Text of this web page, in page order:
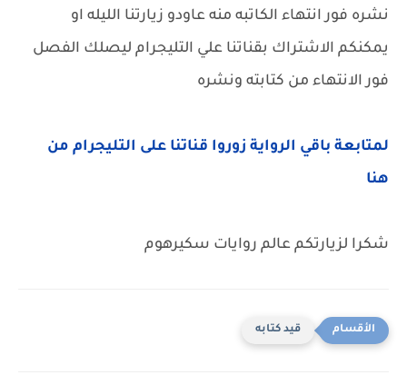
نشره فور انتهاء الكاتبه منه عاودو زيارتنا الليله او
يمكنكم الاشتراك بقناتنا علي التليجرام ليصلك الفصل
فور الانتهاء من كتابته ونشره
لمتابعة باقي الرواية زوروا قناتنا على التليجرام من
هنا
شكرا لزيارتكم عالم روايات سكيرهوم
قيد كتابه